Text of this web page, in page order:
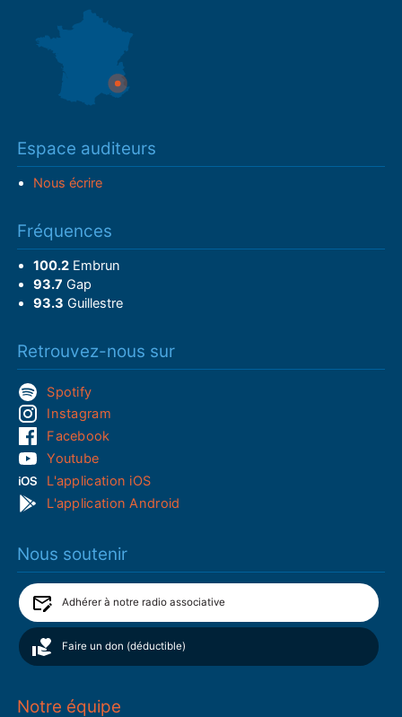
Espace auditeurs
Nous écrire
Fréquences
100.2Embrun
93.7 Gap
93.3 Guillestre
Retrouvez-nous sur
Spotify
Instagram
Facebook
Youtube
L'application iOS
L'application Android
Nous soutenir
Adhérer à notre radio associative
Faire un don (déductible)
Notre équipe